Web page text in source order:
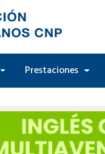
Prestaciones